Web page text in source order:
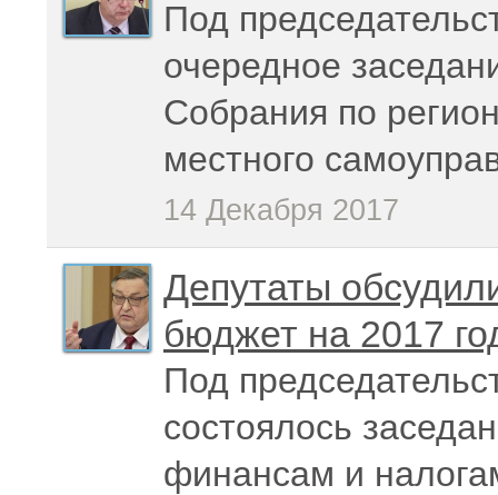
Под
очередное
Собрания по
местного
14 Декабря 2017
Депутаты
бюджет на 2017
Под
состоялось
финансам и